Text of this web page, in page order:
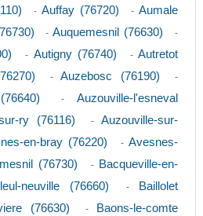
- Auffay (76720) -Aumale
-Auquemesnil (76630) -
- Autigny (76740) -Autretot
-Auzebosc (76190) -
-Auzouville-l'esneval
ry (76116) -Auzouville-sur-
en-bray (76220) -Avesnes-
(76730) - Bacqueville-en-
neuville (76660) -
Baillolet
(76630) -
Baons-le-comte